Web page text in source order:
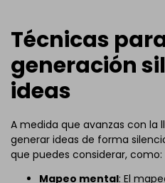
Técnicas
generación
ideas
A medida que avanzas con la
generar ideas de forma
que puedes considerar, como:
Mapeo mental: El